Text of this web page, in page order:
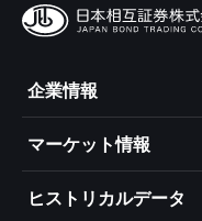
企業情報
マーケット情報
ヒストリカルデータ